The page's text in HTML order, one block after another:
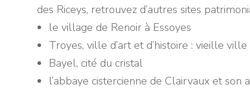
des Riceys, retrouvez d’autres sites
le village de Renoir à Essoyes
Troyes, ville d’art et d’histoire : vieille
Bayel, cité du cristal
l’abbaye cistercienne de Clairvaux et son